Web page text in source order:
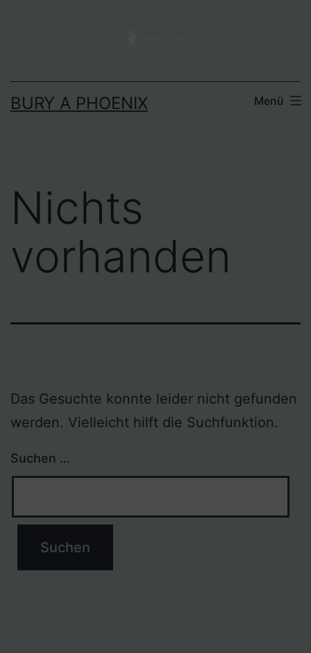
BURY A PHOENIX Menü
Nichts
vorhanden
Das Gesuchte konnte leider nicht gefunden
werden. Vielleicht hilft die Suchfunktion.
Suchen …